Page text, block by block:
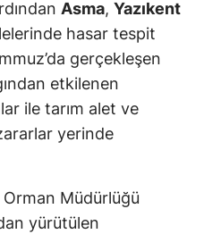
Asma, Yazıkent
hasar tespit
gerçekleşen
etkilenen
ile tarım alet ve
yerinde
Müdürlüğü
yürütülen